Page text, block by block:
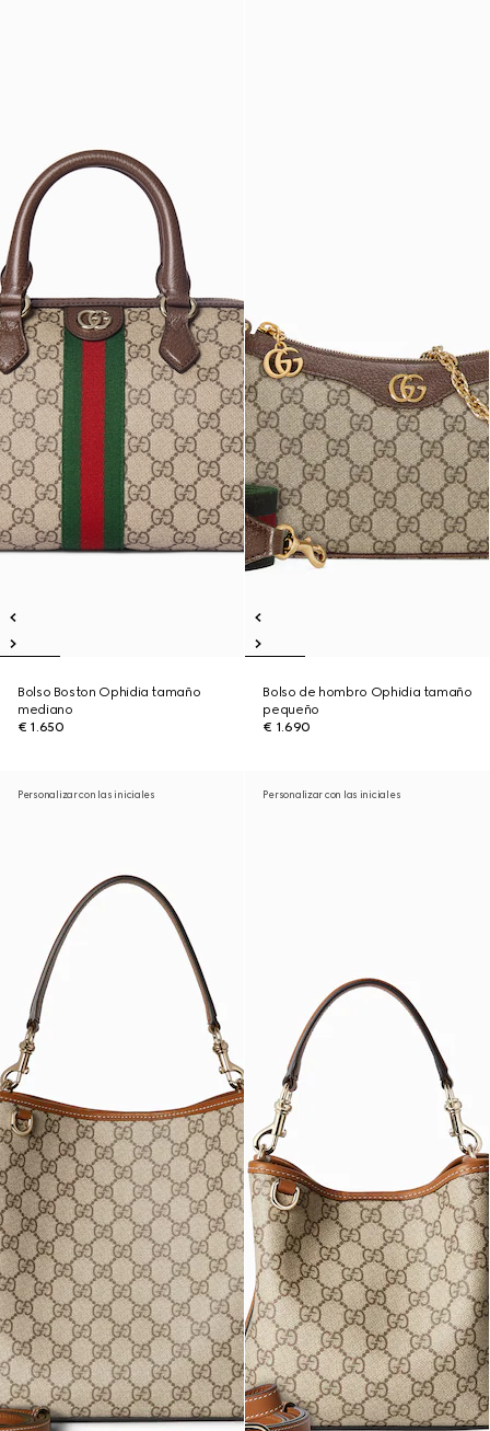
Bolso Boston Ophidia tamaño
mediano
€ 1.650
Bolso de hombro Ophidia tamaño
pequeño
€ 1.690
Personalizar con las iniciales Personalizar con las iniciales